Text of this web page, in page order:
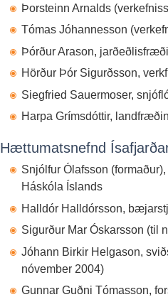
Þorsteinn Arnalds
Tómas Jóhannesson
Þórður Arason,
Hörður Þór Sigurðsson,
Siegfried Sauermoser,
Harpa Grímsdóttir,
Hættumatsnefnd
Snjólfur Ólafsson
Háskóla Íslands
Halldór Halldórsson,
Sigurður Mar Óskarsson (til
Jóhann Birkir Helgason,
nóvember 2004)
Gunnar Guðni Tómasson,